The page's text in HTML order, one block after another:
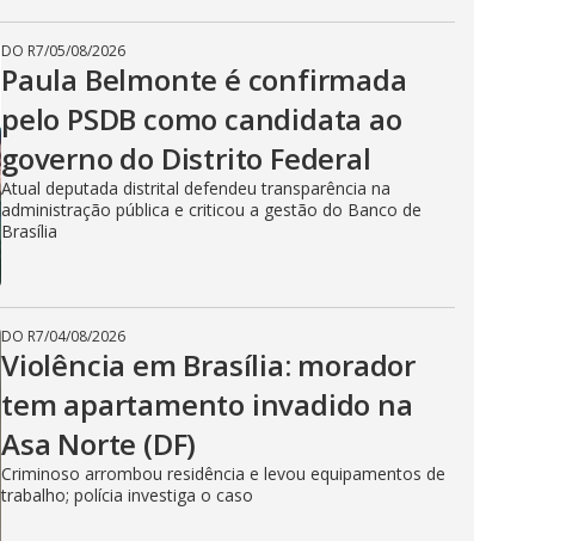
DO R7/05/08/2026
Paula Belmonte é confirmada
pelo PSDB como candidata ao
governo do Distrito Federal
Atual deputada distrital defendeu transparência na
administração pública e criticou a gestão do Banco de
Brasília
DO R7/04/08/2026
Violência em Brasília: morador
tem apartamento invadido na
Asa Norte (DF)
Criminoso arrombou residência e levou equipamentos de
trabalho; polícia investiga o caso